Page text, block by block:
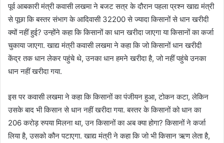
पूर्व आबकारी मंत्री कवासी लखमा ने बजट सत्र के दौरान पहला प्रश्न खाद्य मंत्री
से पूछा कि बस्तर संभाग के आदिवासी 32200 से ज्यादा किसानों से धान खरीदी
क्यों नहीं हुई? उन्होंने कहा कि किसानों का धान खरीदा जाएगा या किसानों का कर्जा
चुकाया जाएगा. खाद्य मंत्री कवासी लखमा ने कहा कि जो किसानों धान खरीदी
केंद्र तक धान लेकर पहुंचे थे, उनका धान हमने खरीदा है, जो नहीं पहुंचे उनका
धान नहीं खरीदा गया.
इस पर कवासी लखमा ने कहा कि किसानों का पंजीयन हुआ, टोकन कटा, लेकिन
उसके बाद भी किसान से धान नहीं खरीदा गया. बस्तर के किसानों को धान का
206 करोड़ रुपया मिलना था, उन किसानों का अब क्या होगा? किसानों ने कर्जा
लिया है, उसको कौन पटाएगा. खाद्य मंत्री ने कहा कि जो भी किसान ऋण लेता है,